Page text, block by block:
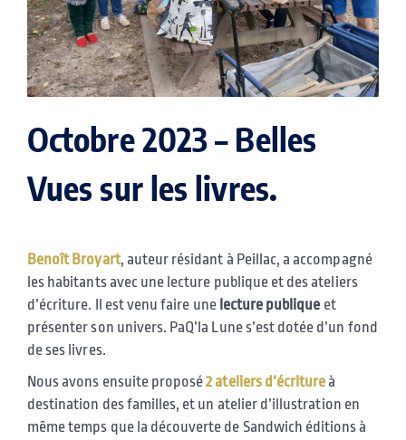
Octobre 2023 – Belles
Vues sur les livres.
Benoît Broyart, auteur résidant à Peillac, a accompagné
les habitants avec une lecture publique et des ateliers
d’écriture. Il est venu faire une lecture publique et
présenter son univers. PaQ’la Lune s’est dotée d’un fond
de ses livres.
Nous avons ensuite proposé2 ateliers d’écritureà
destination des familles, et un atelier d’illustration en
même temps que la découverte de Sandwich éditions à